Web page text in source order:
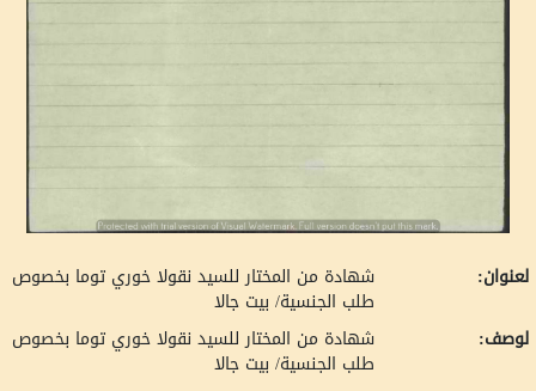
شهادة من المختار للسيد نقولا خوري توما بخصوص
طلب الجنسية/ بيت جالا
شهادة من المختار للسيد نقولا خوري توما بخصوص
طلب الجنسية/ بيت جالا